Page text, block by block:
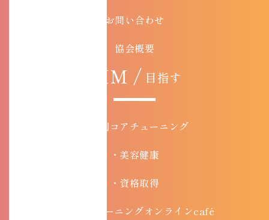
お問い合わせ
協会概要
AIM / 目指す
目的別コアチューニング
・美容健康
・資格取得
・コアチューニングオンラインcafé